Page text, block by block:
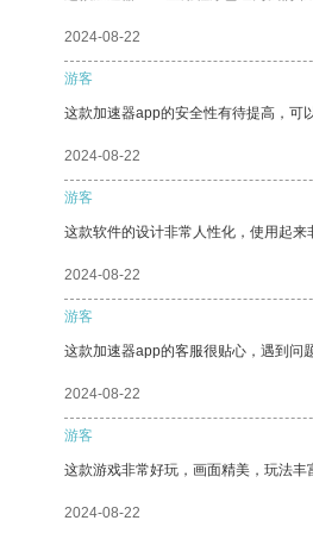
2024-08-22
游客
这款加速器app的安全性有待提高，可
2024-08-22
游客
这款软件的设计非常人性化，使用起来
2024-08-22
游客
这款加速器app的客服很贴心，遇到问
2024-08-22
游客
这款游戏非常好玩，画面精美，玩法丰
2024-08-22